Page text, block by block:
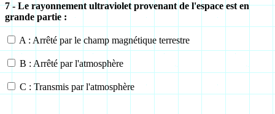
7 - Le rayonnement ultraviolet provenant de l'espace est en
grande partie :
A : Arrêté par le champ magnétique terrestre
B : Arrêté par l'atmosphère
C : Transmis par l'atmosphère